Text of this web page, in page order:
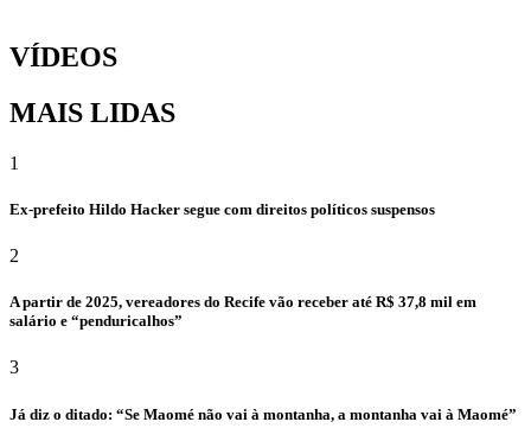
VÍDEOS
MAIS LIDAS
1
Ex-prefeito Hildo Hacker segue com direitos políticos suspensos
2
A partir de 2025, vereadores do Recife vão receber até R$ 37,8 mil em
salário e “penduricalhos”
3
Já diz o ditado: “Se Maomé não vai à montanha, a montanha vai à Maomé”